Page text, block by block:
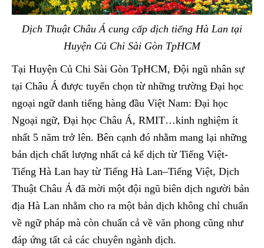
Dịch Thuật Châu Á cung cấp dịch tiếng Hà Lan tại
Huyện Củ Chi Sài Gòn TpHCM
Tại Huyện Củ Chi Sài Gòn TpHCM, Đội ngũ nhân sự
tại Châu Á được tuyển chọn từ những trường Đại học
ngoại ngữ danh tiếng hàng đầu Việt Nam: Đại học
Ngoại ngữ, Đại học Châu Á, RMIT…kinh nghiệm ít
nhất 5 năm trở lên. Bên cạnh đó nhằm mang lại những
bản dịch chất lượng nhất cả kể dịch từ Tiếng Việt-
Tiếng Hà Lan hay từ Tiếng Hà Lan–Tiếng Việt, Dịch
Thuật Châu Á đã mời một đội ngũ biên dịch người bản
địa Hà Lan nhằm cho ra một bản dịch không chỉ chuẩn
về ngữ pháp mà còn chuẩn cả về văn phong cũng như
đáp ứng tất cả các chuyên ngành dịch.